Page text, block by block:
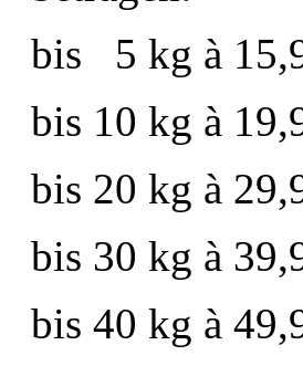
bis
5 kg à
bis 10 kg à
bis 20 kg à
bis 30 kg à
bis 40 kg à